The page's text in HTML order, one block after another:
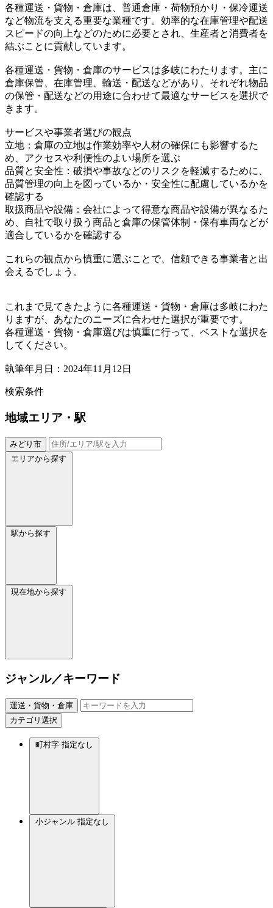
各種運送・貨物・倉庫は、普通倉庫・荷物預かり・保冷運送
など物流を支える重要な業種です。効率的な在庫管理や配送
スピードの向上などのために必要とされ、生産者と消費者を
結ぶことに貢献しています。
各種運送・貨物・倉庫のサービスは多岐にわたります。主に
倉庫保管、在庫管理、輸送・配送などがあり、それぞれ物品
の保管・配送などの用途に合わせて最適なサービスを選択で
きます。
サービスや事業者選びの観点
立地：倉庫の立地は作業効率や人材の確保にも影響するた
め、アクセスや利便性のよい場所を選ぶ
品質と安全性：破損や事故などのリスクを軽減するために、
品質管理の向上を図っているか・安全性に配慮しているかを
確認する
取扱商品や設備：会社によって得意な商品や設備が異なるた
め、自社で取り扱う商品と倉庫の保管体制・保有車両などが
適合しているかを確認する
これらの観点から慎重に選ぶことで、信頼できる事業者と出
会えるでしょう。
これまで見てきたように各種運送・貨物・倉庫は多岐にわた
りますが、あなたのニーズに合わせた選択が重要です。
各種運送・貨物・倉庫選びは慎重に行って、ベストな選択を
してください。
執筆年月日：2024年11月12日
検索条件
地域エリア・駅
みどり市
エリアから探す
駅から探す
現在地から探す
ジャンル／キーワード
運送・貨物・倉庫
カテゴリ選択
町村字 指定なし
小ジャンル 指定なし